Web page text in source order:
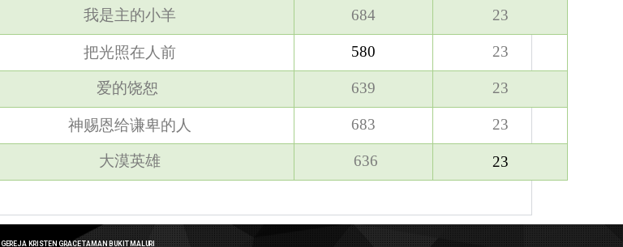
我是主的小羊 684 23
把光照在人前 580 23
爱的饶恕 639 23
神赐恩给谦卑的人 683 23
大漠英雄 636 23
GEREJA KRISTEN GRACE TAMAN BUKIT MALURI